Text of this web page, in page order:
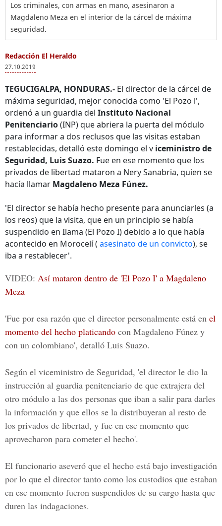
Los criminales, con armas en mano, asesinaron a
Magdaleno Meza en el interior de la cárcel de máxima
seguridad.
Redacción El Heraldo
27.10.2019
TEGUCIGALPA, HONDURAS.- El director de la cárcel de
máxima seguridad, mejor conocida como 'El Pozo l',
ordenó a un guardia del Instituto Nacional
Penitenciario(INP) que abriera la puerta del módulo
para informar a dos reclusos que las visitas estaban
restablecidas, detalló este domingo el v iceministro de
Seguridad, Luis Suazo. Fue en ese momento que los
privados de libertad mataron a Nery Sanabria, quien se
hacía llamar Magdaleno Meza Fúnez.
'El director se había hecho presente para anunciarles (a
los reos) que la visita, que en un principio se había
suspendido en Ilama (El Pozo I) debido a lo que había
acontecido en Morocelí ( asesinato de un convicto), se
iba a restablecer'.
VIDEO: Así mataron dentro de 'El Pozo I' a Magdaleno
Meza
'Fue por esa razón que el director personalmente está en el
momento del hecho platicando con Magdaleno Fúnez y
con un colombiano', detalló Luis Suazo.
Según el viceministro de Seguridad, 'el director le dio la
instrucción al guardia penitenciario de que extrajera del
otro módulo a las dos personas que iban a salir para darles
la información y que ellos se la distribuyeran al resto de
los privados de libertad, y fue en ese momento que
aprovecharon para cometer el hecho'.
El funcionario aseveró que el hecho está bajo investigación
por lo que el director tanto como los custodios que estaban
en ese momento fueron suspendidos de su cargo hasta que
duren las indagaciones.